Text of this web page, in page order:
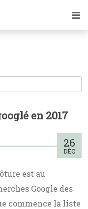
en 2017
26
DÉC
est au
Google des
commence la liste